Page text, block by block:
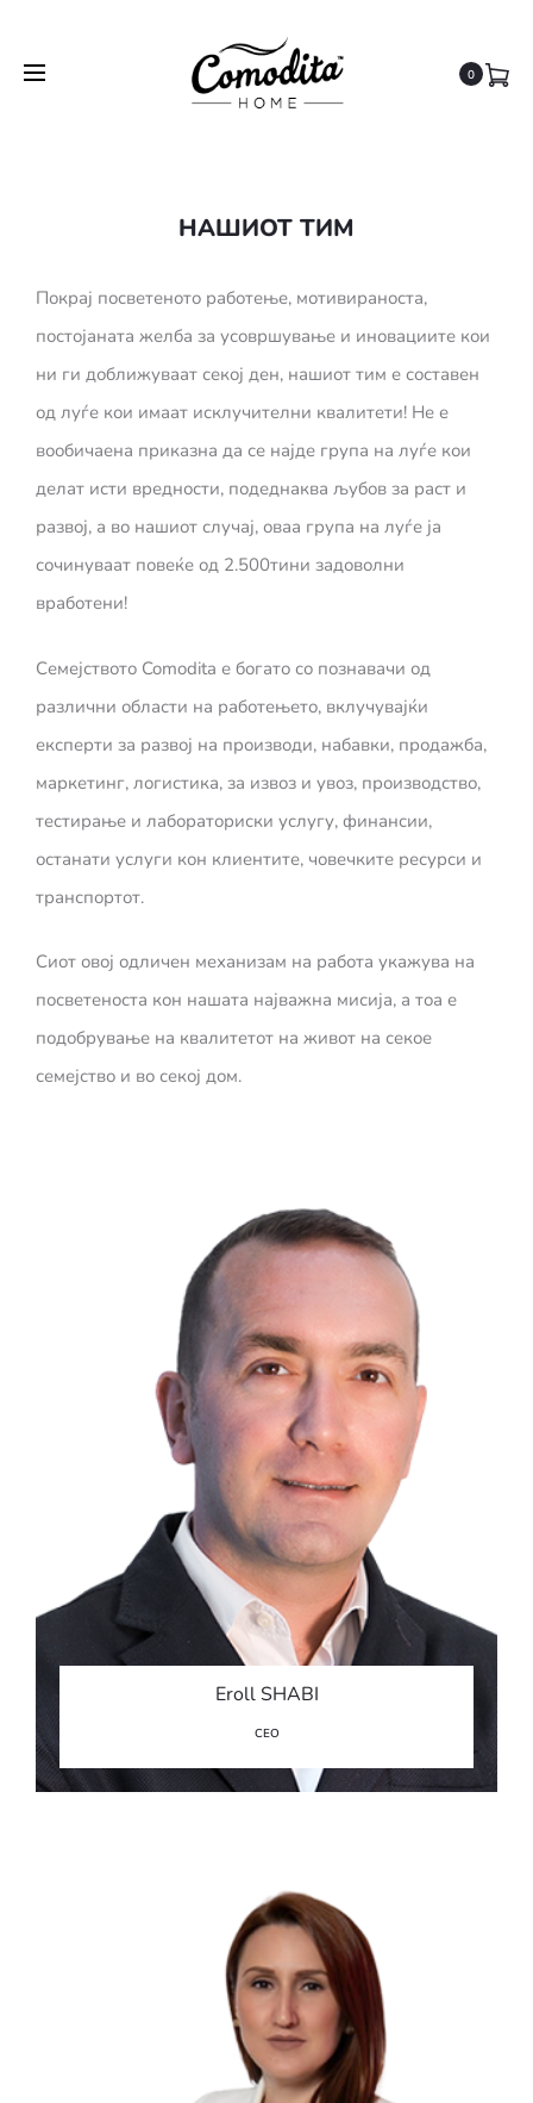
0
НАШИОТ ТИМ
Покрај посветеното работење, мотивираноста,
постојаната желба за усовршување и иновациите кои
ни ги доближуваат секој ден, нашиот тим е составен
од луѓе кои имаат исклучителни квалитети! Не е
вообичаена приказна да се најде група на луѓе кои
делат исти вредности, подеднаква љубов за раст и
развој, а во нашиот случај, оваа група на луѓе ја
сочинуваат повеќе од 2.500тини задоволни
вработени!
Семејството Comodita е богато со познавачи од
различни области на работењето, вклучувајќи
експерти за развој на производи, набавки, продажба,
маркетинг, логистика, за извоз и увоз, производство,
тестирање и лабораториски услугу, финансии,
останати услуги кон клиентите, човечките ресурси и
транспортот.
Сиот овој одличен механизам на работа укажува на
посветеноста кон нашата најважна мисија, а тоа е
подобрување на квалитетот на живот на секое
семејство и во секој дом.
Eroll SHABI
CEO